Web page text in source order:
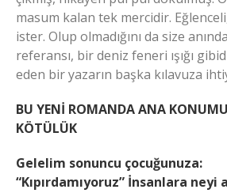
masum kalan tek mercidir.
ister. Olup olmadığını da size
referansı, bir deniz feneri ışığı
eden bir yazarın başka kılavuza
BU YENİ ROMANDA ANA
KÖTÜLÜK
Gelelim sonuncu çocuğunuza:
“Kıpırdamıyoruz” İnsanlara